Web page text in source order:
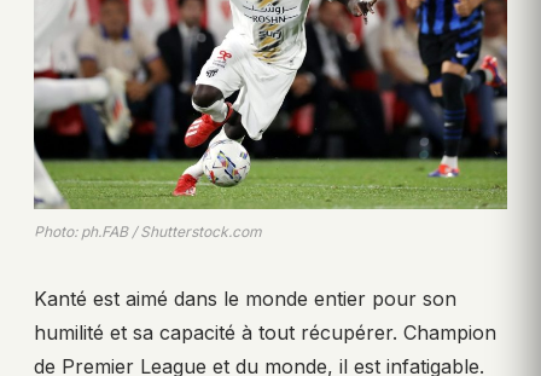
Photo: ph.FAB / Shutterstock.com
Kanté est aimé dans le monde entier pour son
humilité et sa capacité à tout récupérer. Champion
de Premier League et du monde, il est infatigable.